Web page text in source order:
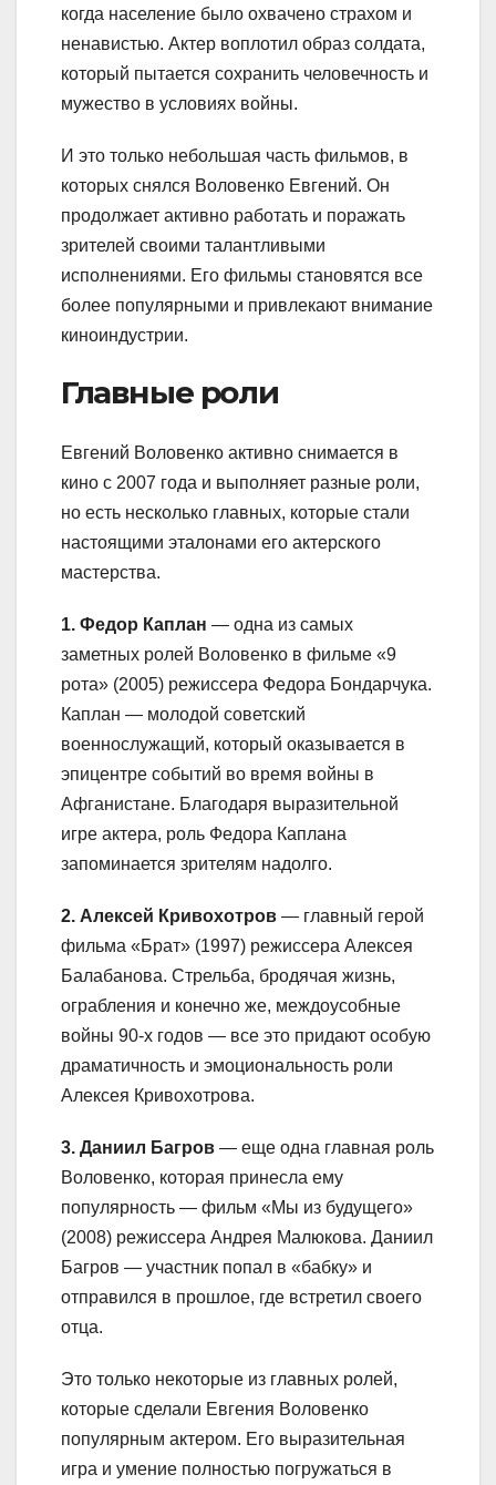
когда население было охвачено страхом и
ненавистью. Актер воплотил образ солдата,
который пытается сохранить человечность и
мужество в условиях войны.
И это только небольшая часть фильмов, в
которых снялся Воловенко Евгений. Он
продолжает активно работать и поражать
зрителей своими талантливыми
исполнениями. Его фильмы становятся все
более популярными и привлекают внимание
киноиндустрии.
Главные роли
Евгений Воловенко активно снимается в
кино с 2007 года и выполняет разные роли,
но есть несколько главных, которые стали
настоящими эталонами его актерского
мастерства.
1. Федор Каплан — одна из самых
заметных ролей Воловенко в фильме «9
рота» (2005) режиссера Федора Бондарчука.
Каплан — молодой советский
военнослужащий, который оказывается в
эпицентре событий во время войны в
Афганистане. Благодаря выразительной
игре актера, роль Федора Каплана
запоминается зрителям надолго.
2. Алексей Кривохотров — главный герой
фильма «Брат» (1997) режиссера Алексея
Балабанова. Стрельба, бродячая жизнь,
ограбления и конечно же, междоусобные
войны 90-х годов — все это придают особую
драматичность и эмоциональность роли
Алексея Кривохотрова.
3. Даниил Багров — еще одна главная роль
Воловенко, которая принесла ему
популярность — фильм «Мы из будущего»
(2008) режиссера Андрея Малюкова. Даниил
Багров — участник попал в «бабку» и
отправился в прошлое, где встретил своего
отца.
Это только некоторые из главных ролей,
которые сделали Евгения Воловенко
популярным актером. Его выразительная
игра и умение полностью погружаться в